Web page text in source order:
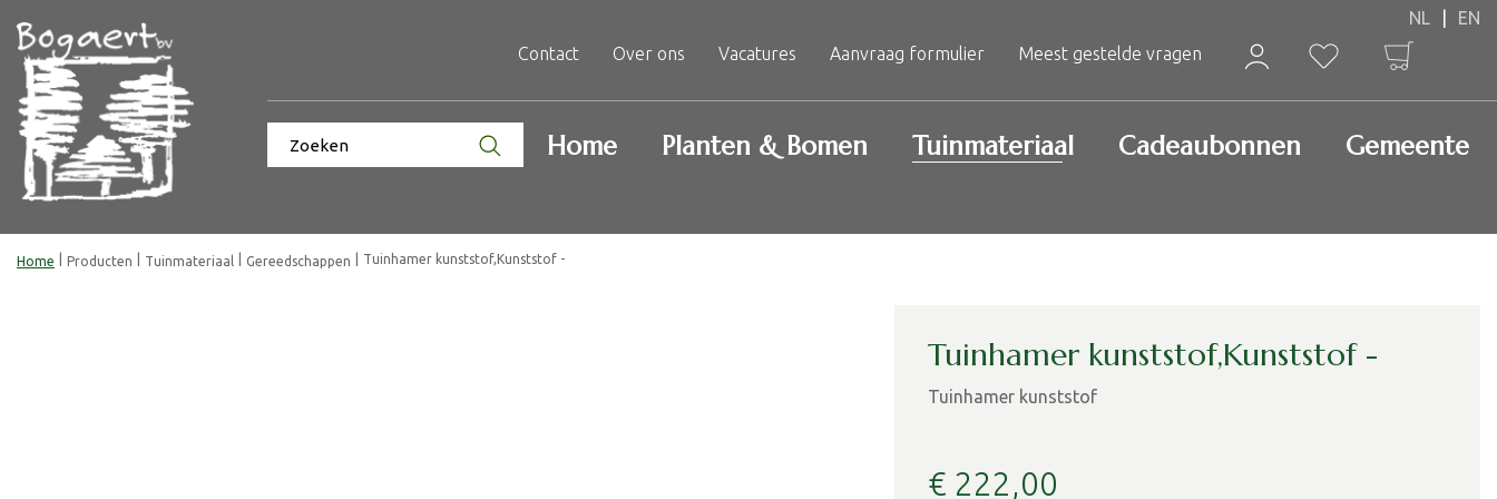
naar
content
Home Producten Tuinmateriaal Gereedschappen Tuinhamer kunststof,Kunststof -
Contact Over ons Vacatures Aanvraag formulier Meest gestelde vragen
Home Planten & Bomen Tuinmateriaal Cadeaubonnen Gemeente
Tuinhamer kunststof,Kunststof -
Tuinhamer kunststof
€ 222,00